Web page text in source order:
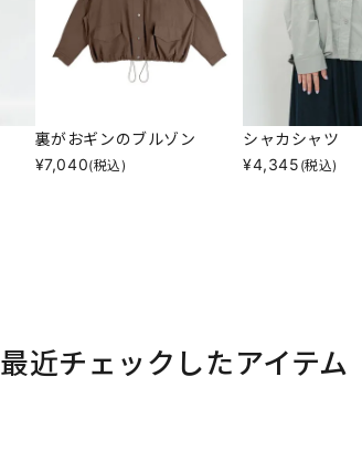
裏がおギンのブルゾン
¥7,040(税込)
シャカシャツ
¥4,345 (税込)
最近チェックしたアイテム